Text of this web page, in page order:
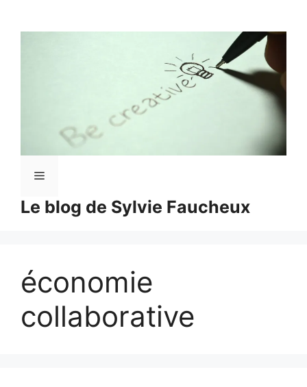
Le blog de Sylvie Faucheux
Menu
économie
collaborative